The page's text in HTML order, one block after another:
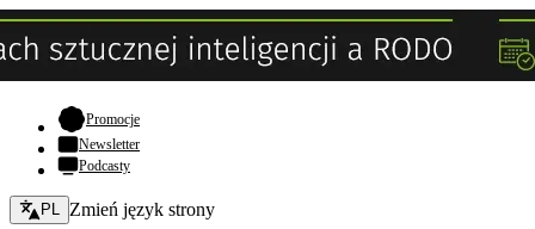
Promocje- otwiera się w nowej karcie
Newsletter
Podcasty
Zmień język - bieżący:
PL Zmień język strony